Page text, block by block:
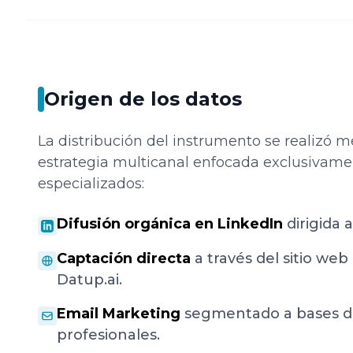
Origen de los datos
La distribución del instrumento se realizó
estrategia multicanal enfocada
especializados:
Difusión orgánica en LinkedIn dirigida
Captación directa a través del sitio
Datup.ai.
Email Marketing segmentado a bases
profesionales.